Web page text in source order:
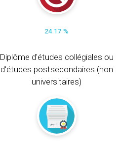
24.17 %
Diplôme d'études collégiales ou
d'études postsecondaires (non
universitaires)